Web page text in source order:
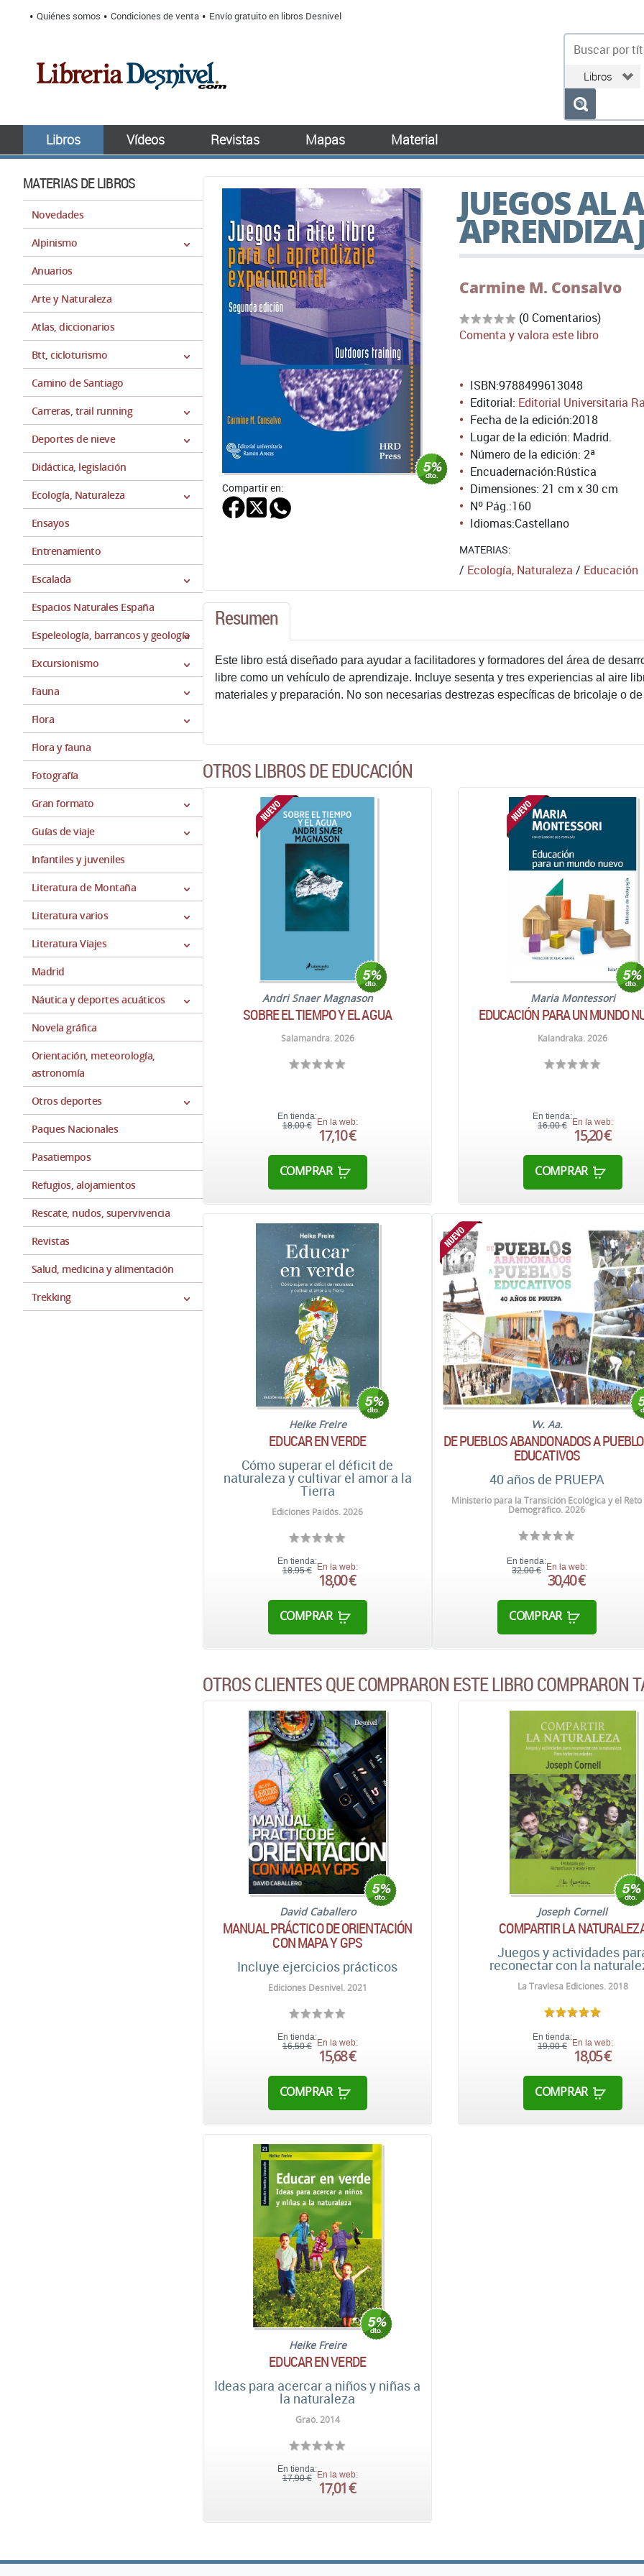
Quiénes somos Condiciones de venta Envío gratuito en libros Desnivel
Libros Vídeos Revistas Mapas Material
MATERIAS DE LIBROS
Novedades
Alpinismo
Anuarios
Arte y Naturaleza
Atlas, diccionarios
Btt, cicloturismo
Camino de Santiago
Carreras, trail running
Deportes de nieve
Didáctica, legislación
Ecología, Naturaleza
Ensayos
Entrenamiento
Escalada
Espacios Naturales España
Espeleología, barrancos y geología
Excursionismo
Fauna
Flora
Flora y fauna
Fotografía
Gran formato
Guías de viaje
Infantiles y juveniles
Literatura de Montaña
Literatura varios
Literatura Viajes
Madrid
Náutica y deportes acuáticos
Novela gráfica
Orientación, meteorología,
astronomía
Otros deportes
Paques Nacionales
Pasatiempos
Refugios, alojamientos
Rescate, nudos, supervivencia
Revistas
Salud, medicina y alimentación
Trekking
JUEGOS AL
Compartir en:
Carmine M. Consalvo
(0 Comentarios)
Comenta y valora este libro
ISBN:9788499613048
Editorial: Editorial Universitaria
Fecha de la edición:2018
Lugar de la edición: Madrid.
Número de la edición: 2ª
Encuadernación:Rústica
Dimensiones: 21 cm x 30 cm
Nº Pág.:160
Idiomas:Castellano
MATERIAS:
/ Ecología, Naturaleza / Educación
Resumen
Este libro está diseñado para ayudar a facilitadores y formadores del área de
libre como un vehículo de aprendizaje. Incluye sesenta y tres experiencias al aire
materiales y preparación. No son necesarias destrezas específicas de bricolaje o
OTROS LIBROS DE EDUCACIÓN
Andri Snaer Magnason
SOBRE EL TIEMPO Y EL AGUA
Salamandra. 2026
En tienda:
18,00 € En la web:
17,10 €
COMPRAR
Maria Montessori
EDUCACIÓN PARA UN MUNDO
Kalandraka. 2026
En tienda:
16,00 € En la web:
15,20 €
COMPRAR
Heike Freire
EDUCAR EN VERDE
Cómo superar el déficit de
naturaleza y cultivar el amor a la
Tierra
Ediciones Paidós. 2026
En tienda:
18,95 € En la web:
18,00 €
COMPRAR
Vv. Aa.
DE PUEBLOS ABANDONADOS A
EDUCATIVOS
40 años de PRUEPA
Ministerio para la Transición Ecológica y el Reto
Demográfico. 2026
En tienda:
32,00 € En la web:
30,40 €
COMPRAR
OTROS CLIENTES QUE COMPRARON ESTE LIBRO COMPRARON
David Caballero
MANUAL PRÁCTICO DE ORIENTACIÓN
CON MAPA Y GPS
Incluye ejercicios prácticos
Ediciones Desnivel. 2021
En tienda:
16,50 € En la web:
15,68 €
COMPRAR
Joseph Cornell
COMPARTIR LA
Juegos y actividades
reconectar con la
La Traviesa Ediciones. 2018
En tienda:
19,00 € En la web:
18,05 €
COMPRAR
Heike Freire
EDUCAR EN VERDE
Ideas para acercar a niños y niñas a
la naturaleza
Graó. 2014
En tienda:
17,90 € En la web:
17,01 €